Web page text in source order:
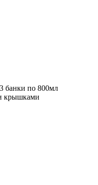
банки по 800мл
крышками